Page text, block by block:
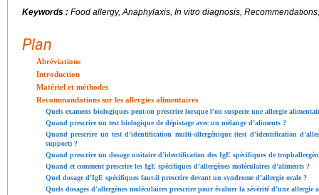
Keywords : Food allergy, Anaphylaxis, In vitro diagnosis,
Plan
Abréviations
Introduction
Matériel et méthodes
Recommandations sur les allergies alimentaires
Quels examens biologiques peut-on prescrire lorsque l’on suspecte une allergie
Quand prescrire un test biologique de dépistage avec un mélange d’aliments ?
Quand prescrire un test d’identification multi-allergénique (test d’identification
support) ?
Quand prescrire un dosage unitaire d’identification des IgE spécifiques de
Quand et comment prescrire les IgE spécifiques d’allergènes moléculaires d’aliments ?
Quel dosage d’IgE spécifiques faut-il prescrire devant un syndrome d’allergie orale ?
Quels dosages d’allergènes moléculaires prescrire pour évaluer la sévérité d’une allergie